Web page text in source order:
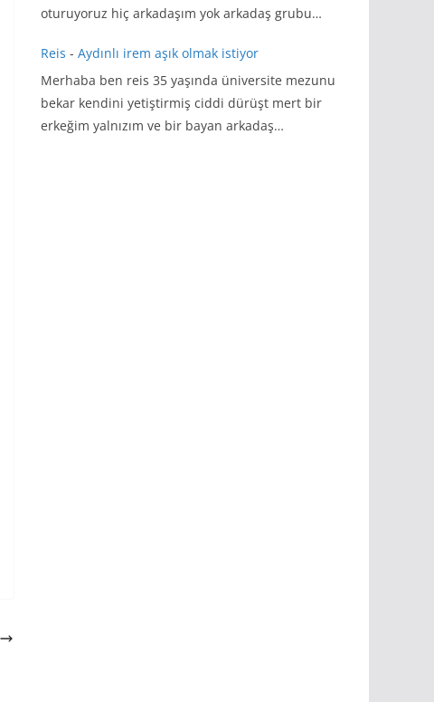
oturuyoruz hiç arkadaşım yok arkadaş grubu…
Reis - Aydınlı irem aşık olmak istiyor
Merhaba ben reis 35 yaşında üniversite mezunu
bekar kendini yetiştirmiş ciddi dürüşt mert bir
erkeğim yalnızım ve bir bayan arkadaş…